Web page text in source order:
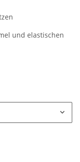
und elastischen